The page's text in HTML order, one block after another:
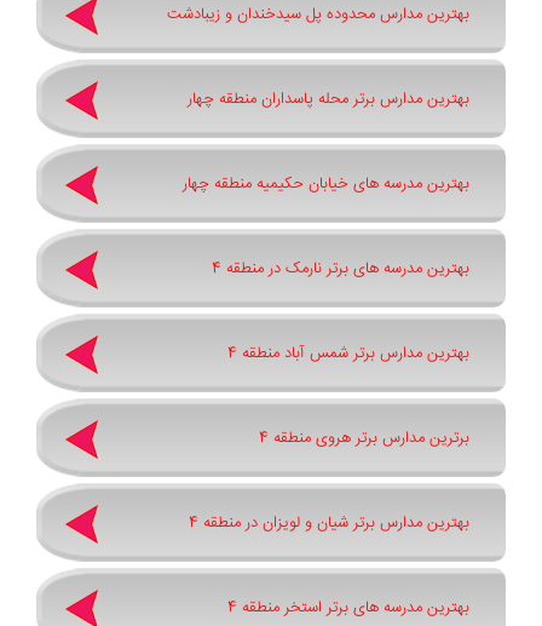
بهترین مدارس محدوده پل سیدخندان و زیبادشت
بهترین مدارس برتر محله پاسداران منطقه چهار
بهترین مدرسه های خیابان حکیمیه منطقه چهار
بهترین مدرسه های برتر نارمک در منطقه 4
بهترین مدارس برتر شمس آباد منطقه 4
برترین مدارس برتر هروی منطقه 4
بهترین مدارس برتر شیان و لویزان در منطقه 4
بهترین مدرسه های برتر استخر منطقه 4